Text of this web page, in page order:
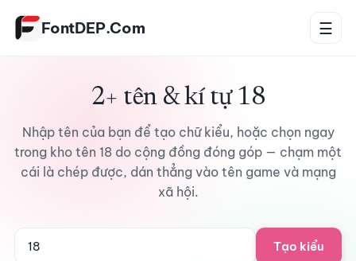
FontDEP.Com ☰
2+ tên & kí tự 18
Nhập tên của bạn để tạo chữ kiểu, hoặc chọn ngay
trong kho tên 18 do cộng đồng đóng góp — chạm một
cái là chép được, dán thẳng vào tên game và mạng
xã hội.
Tạo kiểu